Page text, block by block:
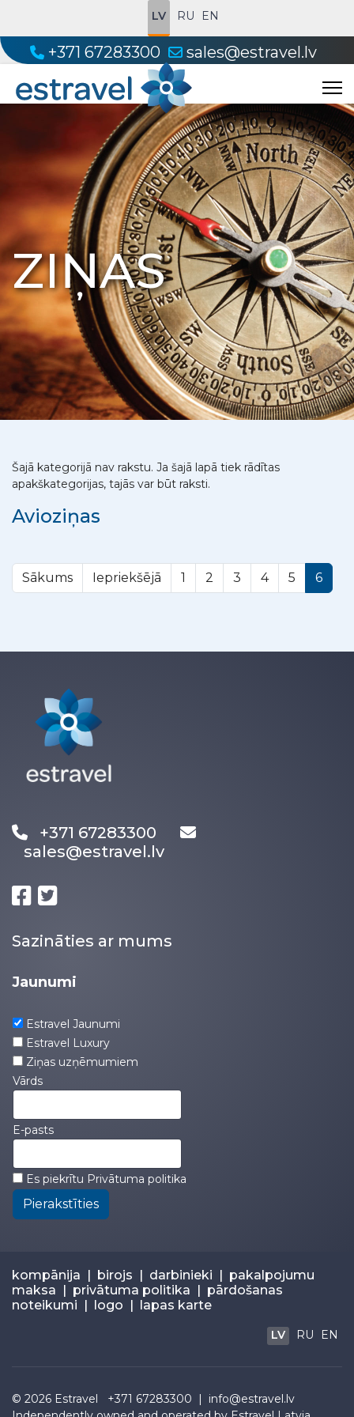
LV RU EN
+371 67283300 sales@estravel.lv
ZIŅAS
Šajā kategorijā nav rakstu. Ja šajā lapā tiek rādītas
apakškategorijas, tajās var būt raksti.
Avioziņas
Sākums Iepriekšējā 1 2 3 4 5 6
+371 67283300
sales@estravel.lv
Sazināties ar mums
Jaunumi
Estravel Jaunumi
Estravel Luxury
Ziņas uzņēmumiem
Vārds
E-pasts
Es piekrītu Privātuma politika
Pierakstīties
kompānija | birojs | darbinieki | pakalpojumu
maksa | privātuma politika | pārdošanas
noteikumi | logo | lapas karte
LV RU EN
© 2026 Estravel +371 67283300 | info@estravel.lv